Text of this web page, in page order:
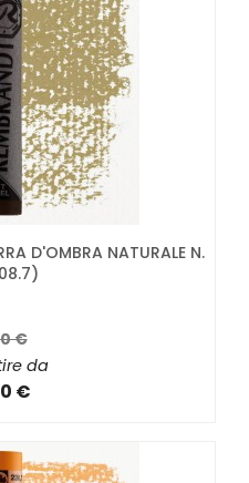
D'OMBRA NATURALE N.
€
da
€